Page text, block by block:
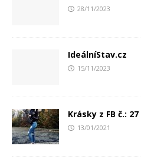
28/11/2023
IdeálníStav.cz
15/11/2023
Krásky z FB č.:
13/01/2021